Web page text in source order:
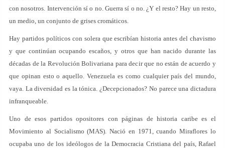
con nosotros. Intervención sí o no. Guerra sí o no. ¿Y el resto? Hay un resto,
un medio, un conjunto de grises cromáticos.
Hay partidos políticos con solera que escribían historia antes del chavismo
y que continúan ocupando escaños, y otros que han nacido durante las
décadas de la Revolución Bolivariana para decir que no están de acuerdo y
que opinan esto o aquello. Venezuela es como cualquier país del mundo,
vaya. La diversidad es la tónica. ¿Decepcionados? No parece una dictadura
infranqueable.
Uno de esos partidos opositores con páginas de historia caribe es el
Movimiento al Socialismo (MAS). Nació en 1971, cuando Miraflores lo
ocupaba uno de los ideólogos de la Democracia Cristiana del país, Rafael